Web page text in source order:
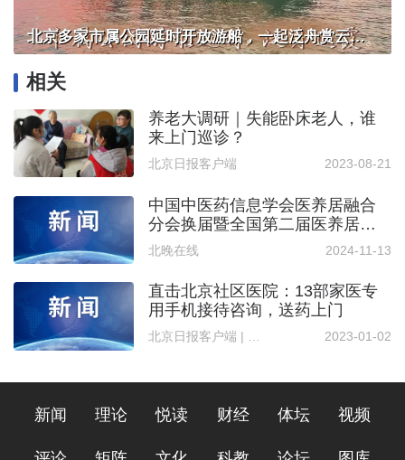
北京多家市属公园延时开放游船，一起泛舟赏云霞！
相关
养老大调研｜失能卧床老人，谁
来上门巡诊？
北京日报客户端 2023-08-21
中国中医药信息学会医养居融合
分会换届暨全国第二届医养居融
合联盟论坛成功召开
北晚在线 2024-11-13
直击北京社区医院：13部家医专
用手机接待咨询，送药上门
北京日报客户端 | 记者 孙乐琪 2023-01-02
新闻 理论 悦读 财经 体坛 视频